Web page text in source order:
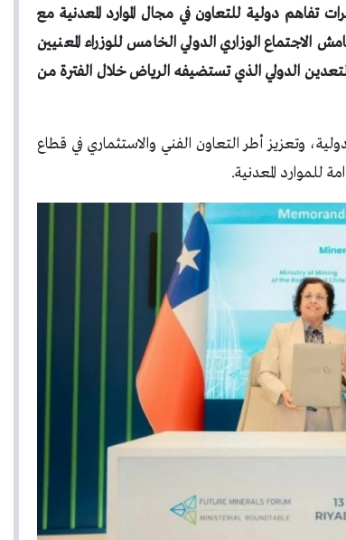
تفاهم دولية للتعاون في مجال الموارد المعدنية مع
الاجتماع الوزاري الدولي الخامس للوزراء المعنيين
الدولي الذي تستضيفه الرياض خلال الفترة من
وتعزيز أطر التعاون الفني والاستثماري في قطاع
للموارد المعدنية.